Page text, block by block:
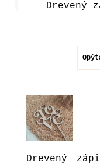
Drevený
Drevený